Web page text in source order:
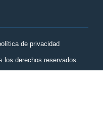
de privacidad
los derechos reservados.